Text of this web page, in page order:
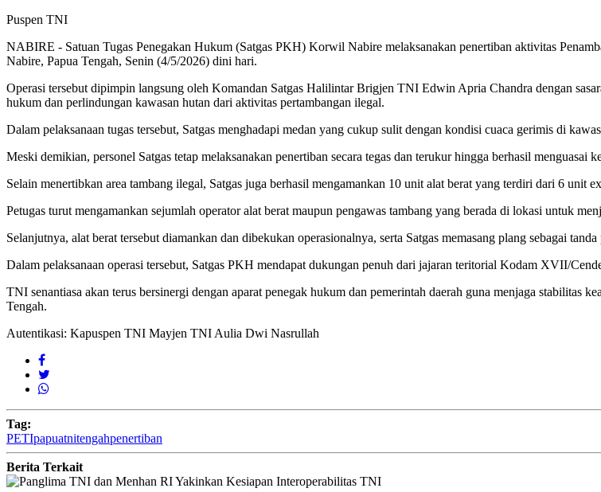
Puspen TNI
NABIRE - Satuan Tugas Penegakan Hukum (Satgas PKH) Korwil Nabire melaksanakan penertiban aktivitas
Nabire, Papua Tengah, Senin (4/5/2026) dini hari.
Operasi tersebut dipimpin langsung oleh Komandan Satgas Halilintar Brigjen TNI Edwin Apria Chandra dengan
hukum dan perlindungan kawasan hutan dari aktivitas pertambangan ilegal.
Dalam pelaksanaan tugas tersebut, Satgas menghadapi medan yang cukup sulit dengan kondisi cuaca gerimis di
Meski demikian, personel Satgas tetap melaksanakan penertiban secara tegas dan terukur hingga berhasil menguasai
Selain menertibkan area tambang ilegal, Satgas juga berhasil mengamankan 10 unit alat berat yang terdiri dari 6
Petugas turut mengamankan sejumlah operator alat berat maupun pengawas tambang yang berada di lokasi untuk
Selanjutnya, alat berat tersebut diamankan dan dibekukan operasionalnya, serta Satgas memasang plang sebagai
Dalam pelaksanaan operasi tersebut, Satgas PKH mendapat dukungan penuh dari jajaran teritorial Kodam XVII/
TNI senantiasa akan terus bersinergi dengan aparat penegak hukum dan pemerintah daerah guna menjaga stabilitas
Tengah.
Autentikasi: Kapuspen TNI Mayjen TNI Aulia Dwi Nasrullah
Tag:
PETIpapuatnitengahpenertiban
Berita Terkait